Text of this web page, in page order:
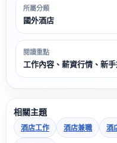
所屬分類
國外酒店
閱讀重點
工作內容、薪資行情、新
相關主題
酒店工作 酒店兼職 酒